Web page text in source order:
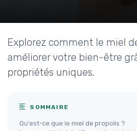
Explorez comment le miel
améliorer votre bien-être
propriétés uniques.
SOMMAIRE
Qu'est-ce que le miel de propolis ?